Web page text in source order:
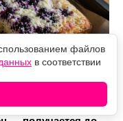
а зря:
файлов
в соответствии